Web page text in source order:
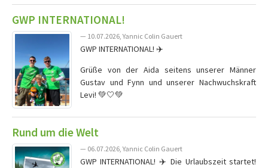
GWP INTERNATIONAL!
— 10.07.2026, Yannic Colin Gauert
GWP INTERNATIONAL! ✈️
Grüße von der Aida seitens unserer Männer
Gustav und Fynn und unserer Nachwuchskraft
Levi! 💚🤍💚
Rund um die Welt
— 06.07.2026, Yannic Colin Gauert
GWP INTERNATIONAL! ✈️ Die Urlaubszeit startet!